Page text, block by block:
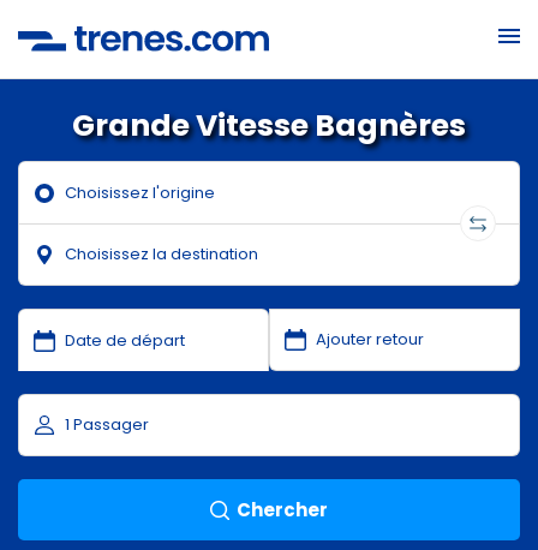
Grande Vitesse Bagnères
Chercher